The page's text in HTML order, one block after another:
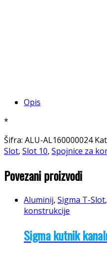
Opis
*
Šifra: ALU-AL160000024
Slot, Slot 10, Spojnice za
Povezani proizvodi
Aluminij, Sigma T-Slot,
konstrukcije
Sigma kutnik